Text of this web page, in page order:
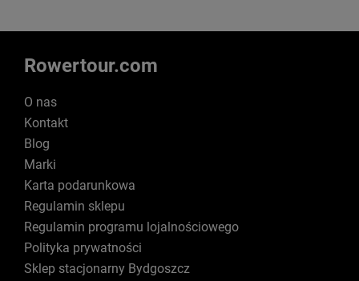
Rowertour.com
O nas
Kontakt
Blog
Marki
Karta podarunkowa
Regulamin sklepu
Regulamin programu lojalnościowego
Polityka prywatności
Sklep stacjonarny Bydgoszcz